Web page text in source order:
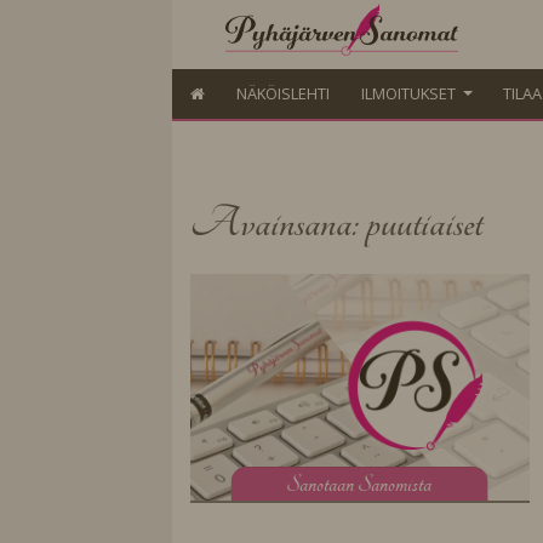
NÄKÖISLEHTI ILMOITUKSET
Avainsana: puutiaiset
Sanotaan Sanomista